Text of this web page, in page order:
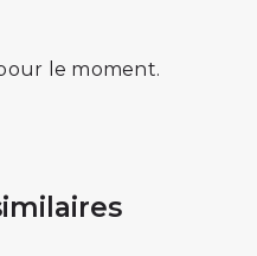
le moment.